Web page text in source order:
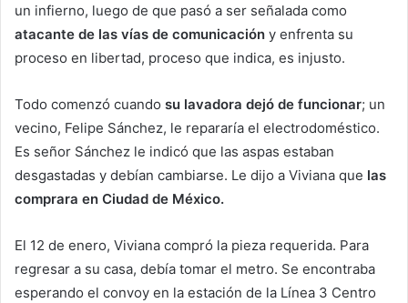
un infierno, luego de que pasó a ser señalada como
atacante de las vías de comunicación y enfrenta su
proceso en libertad, proceso que indica, es injusto.
Todo comenzó cuando su lavadora dejó de funcionar; un
vecino, Felipe Sánchez, le repararía el electrodoméstico.
Es señor Sánchez le indicó que las aspas estaban
desgastadas y debían cambiarse. Le dijo a Viviana que las
comprara en Ciudad de México.
El 12 de enero, Viviana compró la pieza requerida. Para
regresar a su casa, debía tomar el metro. Se encontraba
esperando el convoy en la estación de la Línea 3 Centro